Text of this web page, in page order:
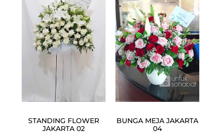
STANDING FLOWER
JAKARTA 02
price
was:
Rp1.200.000.
price
is:
Rp1.099.000.
BUNGA MEJA JAKARTA
04